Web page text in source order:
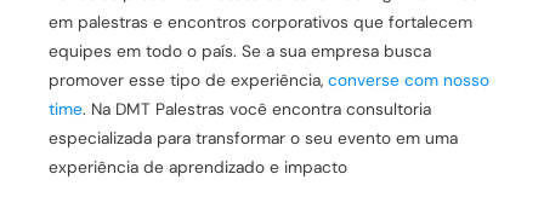
em palestras e encontros corporativos que fortalecem
equipes em todo o país. Se a sua empresa busca
promover esse tipo de experiência, converse com nosso
time. Na DMT Palestras você encontra consultoria
especializada para transformar o seu evento em uma
experiência de aprendizado e impacto